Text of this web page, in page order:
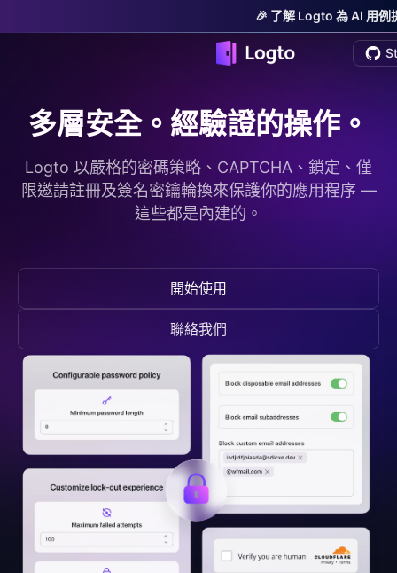
🎉 了解 Logto 為 AI 用例
多層安全。經驗證的操作。
Logto 以嚴格的密碼策略、CAPTCHA、鎖定、僅
限邀請註冊及簽名密鑰輪換來保護你的應用程序 —
這些都是內建的。
開始使用
聯絡我們